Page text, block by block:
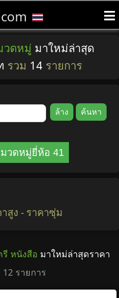
วดหมู่ มาใหม่ล่าสุด
รวม 14 รายการ
วดหมู่ยี่ห้อ 41
สูง - ราคาซุ่ม
หนังสือ มาใหม่ล่าสุดราคา
รายการ